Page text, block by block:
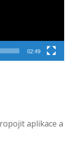
02:49
aplikace a